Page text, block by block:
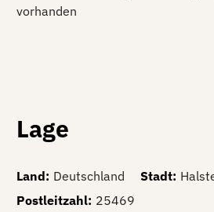
vorhanden
Lage
Land: Deutschland Stadt:
Postleitzahl: 25469